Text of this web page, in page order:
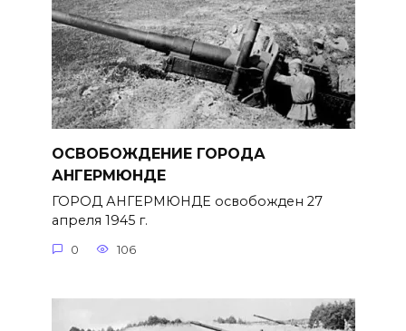
ОСВОБОЖДЕНИЕ ГОРОДА
АНГЕРМЮНДЕ
ГОРОД АНГЕРМЮНДЕ освобожден 27
апреля 1945 г.
0 106